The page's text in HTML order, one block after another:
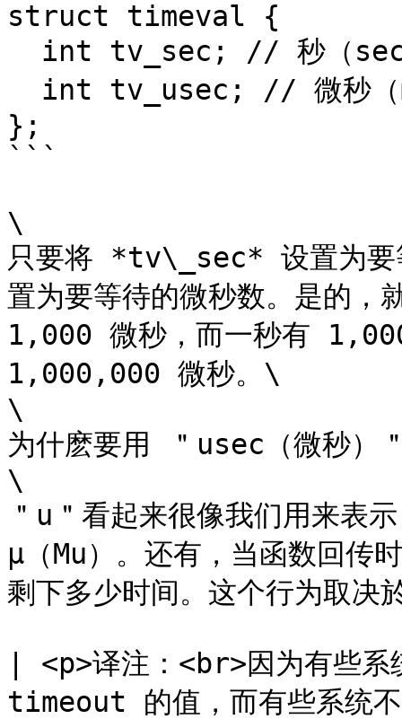
struct timeval {
};
```
\
只要将 *tv\_sec* 设置为
置为要等待的微秒数。是的，
1,000 微秒，而一秒有
1,000,000 微秒。\
\
为什麽要用 ＂usec（微秒）
\
＂u＂看起来很像我们用来表
μ（Mu）。还有，当函数回
剩下多少时间。这个行为取
| <p>译注：<br>因为有些
timeout 的值，而有些系统